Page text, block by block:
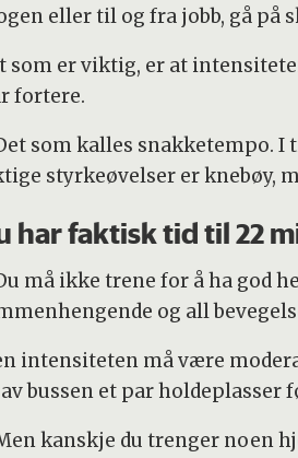
eller til og fra jobb, gå på
som er viktig, er at
fortere.
som kalles snakketempo.
styrkeøvelser er knebøy,
har faktisk tid til 22
må ikke trene for å ha god
og all
intensiteten må være
bussen et par holdeplasser
kanskje du trenger noen